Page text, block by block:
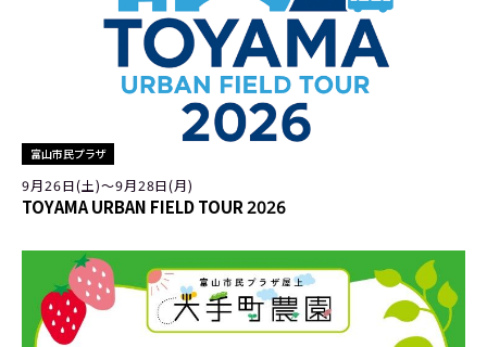
富山市民プラザ
9月26日(土)〜9月28日(月)
TOYAMA URBAN FIELD TOUR 2026